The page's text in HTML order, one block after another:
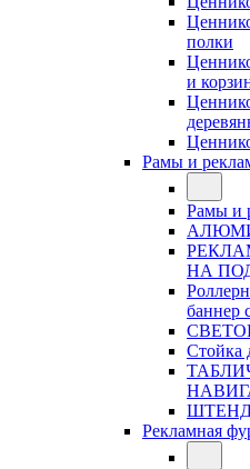
полки
и
Рамы и
Рамы и
НА
баннер
Стойка
Рекламная